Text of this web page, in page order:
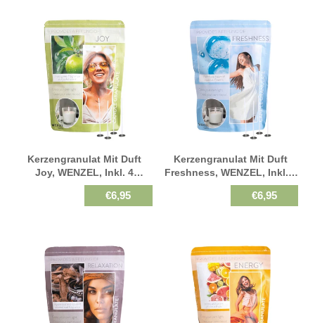
Kerzengranulat Mit Duft
Joy, WENZEL, Inkl. 4
Dochte & Halter, 400 G
€6,95
Kerzengranulat Mit Duft
Freshness, WENZEL, Inkl. 4
Dochte & Halter, 400 G
€6,95